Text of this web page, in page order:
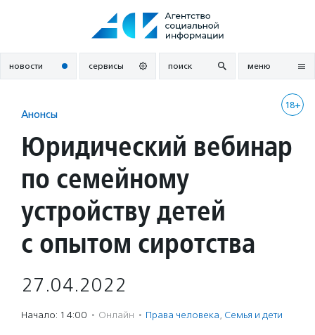
новости сервисы поиск меню
18+
Анонсы
Юридический вебинар
по семейному
устройству детей
с опытом сиротства
27.04.2022
Начало: 14:00 · Онлайн · Права человека, Семья и дети